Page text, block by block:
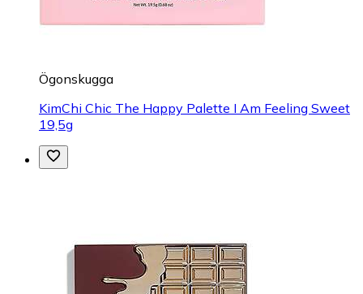
Ögonskugga
KimChi Chic The Happy Palette I Am Feeling Sweet
19,5g